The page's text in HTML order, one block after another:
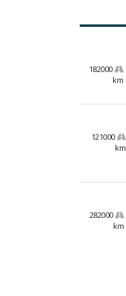
182000
km
121000
km
282000
km